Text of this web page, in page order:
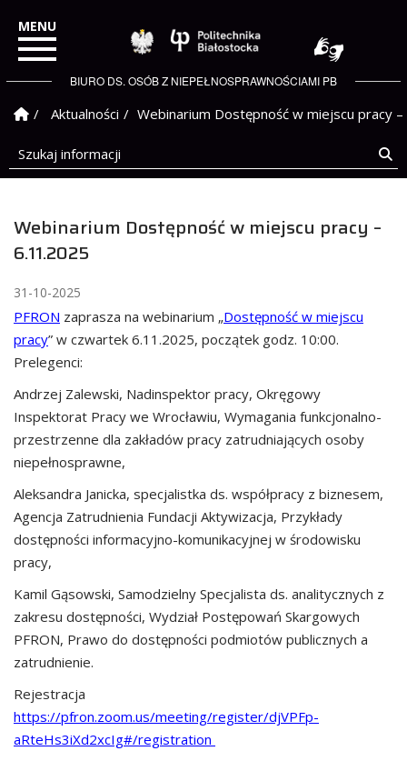
Politechnika
BIURO DS. OSÓB Z NIEPEŁNOSPRAWNOŚCIAMI PB
Strona Główna
Aktualności
Webinarium Dostępność w miejscu pracy
Szukaj informacji
Webinarium Dostępność w miejscu pracy –
6.11.2025
31-10-2025
PFRON zaprasza na webinarium „Dostępność w miejscu
pracy” w czwartek 6.11.2025, początek godz. 10:00.
Prelegenci:
Andrzej Zalewski, Nadinspektor pracy, Okręgowy
Inspektorat Pracy we Wrocławiu, Wymagania funkcjonalno-
przestrzenne dla zakładów pracy zatrudniających osoby
niepełnosprawne,
Aleksandra Janicka, specjalistka ds. współpracy z biznesem,
Agencja Zatrudnienia Fundacji Aktywizacja, Przykłady
dostępności informacyjno-komunikacyjnej w środowisku
pracy,
Kamil Gąsowski, Samodzielny Specjalista ds. analitycznych z
zakresu dostępności, Wydział Postępowań Skargowych
PFRON, Prawo do dostępności podmiotów publicznych a
zatrudnienie.
Rejestracja
https://pfron.zoom.us/meeting/register/djVPFp-
aRteHs3iXd2xcIg#/registration